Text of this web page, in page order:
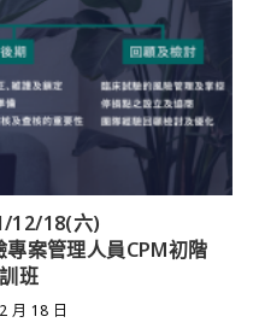
12/18(六)
專案管理人員CPM初階
班
月 18 日